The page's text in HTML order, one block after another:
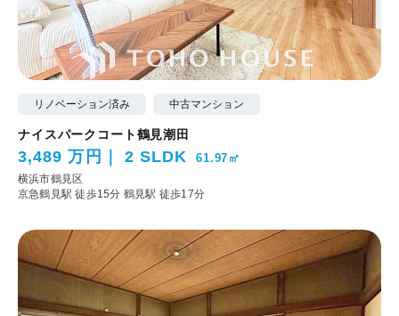
リノベーション済み 中古マンション
ナイスパークコート鶴見潮田
3,489 万円 2 SLDK 61.97㎡
横浜市鶴見区
京急鶴見駅 徒歩15分 鶴見駅 徒歩17分